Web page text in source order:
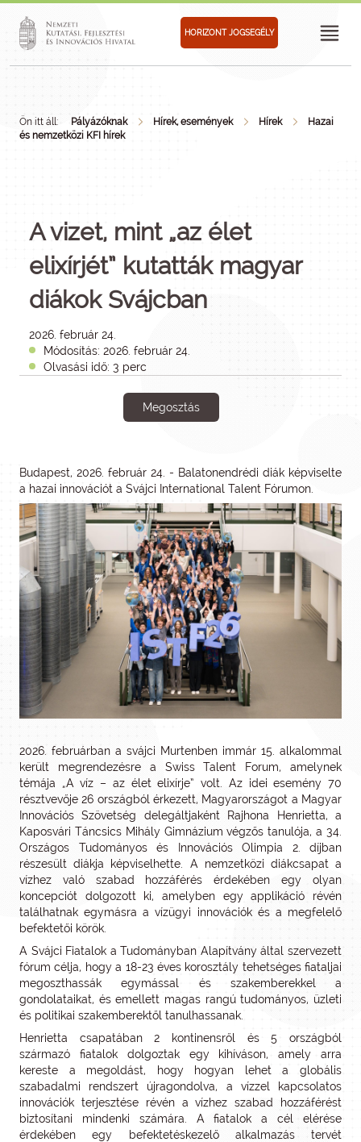
HORIZONT JOGSEGÉLY
Ön itt áll: Pályázóknak Hírek, események Hírek
Hazai
és nemzetközi KFI hírek
A vizet, mint „az élet
elixírjét” kutatták magyar
diákok Svájcban
2026. február 24.
Módosítás: 2026. február 24.
Olvasási idő: 3 perc
Megosztás
Budapest, 2026. február 24. - Balatonendrédi diák képviselte
a hazai innovációt a Svájci International Talent Fórumon.
2026. februárban a svájci Murtenben immár 15. alkalommal
került megrendezésre a Swiss Talent Forum, amelynek
témája „A víz – az élet elixírje” volt. Az idei esemény 70
résztvevője 26 országból érkezett, Magyarországot a Magyar
Innovációs Szövetség delegáltjaként Rajhona Henrietta, a
Kaposvári Táncsics Mihály Gimnázium végzős tanulója, a 34.
Országos Tudományos és Innovációs Olimpia 2. díjban
részesült diákja képviselhette. A nemzetközi diákcsapat a
vízhez való szabad hozzáférés érdekében egy olyan
koncepciót dolgozott ki, amelyben egy applikáció révén
találhatnak egymásra a vízügyi innovációk és a megfelelő
befektetői körök.
A Svájci Fiatalok a Tudományban Alapítvány által szervezett
fórum célja, hogy a 18-23 éves korosztály tehetséges fiataljai
megoszthassák egymással és szakemberekkel a
gondolataikat, és emellett magas rangú tudományos, üzleti
és politikai szakemberektől tanulhassanak.
Henrietta csapatában 2 kontinensről és 5 országból
származó fiatalok dolgoztak egy kihíváson, amely arra
kereste a megoldást, hogy hogyan lehet a globális
szabadalmi rendszert újragondolva, a vízzel kapcsolatos
innovációk terjesztése révén a vízhez szabad hozzáférést
biztosítani mindenki számára. A fiatalok a cél elérése
érdekében egy befektetéskezelő alkalmazás tervét